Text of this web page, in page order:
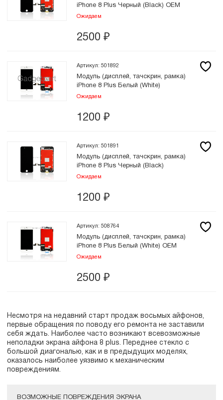
iPhone 8 Plus Черный (Black) OEM
Ожидаем
2500 ₽
Артикул: 501892
Модуль (дисплей, тачскрин, рамка)
iPhone 8 Plus Белый (White)
Ожидаем
1200 ₽
Артикул: 501891
Модуль (дисплей, тачскрин, рамка)
iPhone 8 Plus Черный (Black)
Ожидаем
1200 ₽
Артикул: 508764
Модуль (дисплей, тачскрин, рамка)
iPhone 8 Plus Белый (White) OEM
Ожидаем
2500 ₽
Несмотря на недавний старт продаж восьмых айфонов,
первые обращения по поводу его ремонта не заставили
себя ждать. Наиболее часто возникают всевозможные
неполадки экрана айфона 8 plus. Переднее стекло с
большой диагональю, как и в предыдущих моделях,
оказалось наиболее уязвимо к механическим
повреждениям.
ВОЗМОЖНЫЕ ПОВРЕЖДЕНИЯ ЭКРАНА